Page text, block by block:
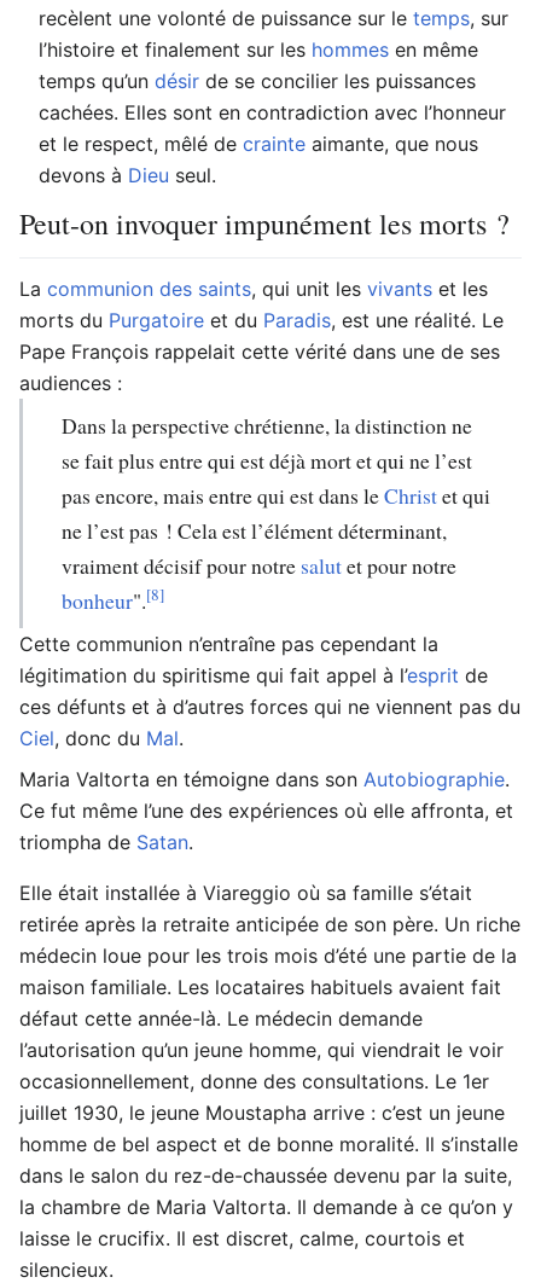
recèlent une volonté de puissance sur le temps, sur
l’histoire et finalement sur les hommes en même
temps qu’un désir de se concilier les puissances
cachées. Elles sont en contradiction avec l’honneur
et le respect, mêlé de crainte aimante, que nous
devons à Dieu seul.
Peut-on invoquer impunément les morts ?
La communion des saints, qui unit les vivants et les
morts du Purgatoire et du Paradis, est une réalité. Le
Pape François rappelait cette vérité dans une de ses
audiences :
Dans la perspective chrétienne, la distinction ne
se fait plus entre qui est déjà mort et qui ne l’est
pas encore, mais entre qui est dans leChristet qui
ne l’est pas ! Cela est l’élément déterminant,
vraiment décisif pour notre salutet pour notre
bonheur".[8]
Cette communion n’entraîne pas cependant la
légitimation du spiritisme qui fait appel à l’esprit de
ces défunts et à d’autres forces qui ne viennent pas du
Ciel, donc du Mal.
Maria Valtorta en témoigne dans son Autobiographie.
Ce fut même l’une des expériences où elle affronta, et
triompha de Satan.
Elle était installée à Viareggio où sa famille s’était
retirée après la retraite anticipée de son père. Un riche
médecin loue pour les trois mois d’été une partie de la
maison familiale. Les locataires habituels avaient fait
défaut cette année-là. Le médecin demande
l’autorisation qu’un jeune homme, qui viendrait le voir
occasionnellement, donne des consultations. Le 1er
juillet 1930, le jeune Moustapha arrive : c’est un jeune
homme de bel aspect et de bonne moralité. Il s’installe
dans le salon du rez-de-chaussée devenu par la suite,
la chambre de Maria Valtorta. Il demande à ce qu’on y
laisse le crucifix. Il est discret, calme, courtois et
silencieux.